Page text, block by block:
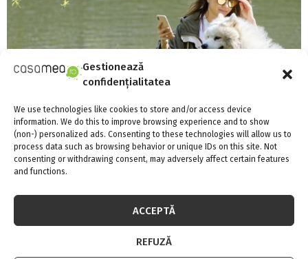
Gestionează
confidențialitatea
We use technologies like cookies to store and/or access device
information. We do this to improve browsing experience and to show
(non-) personalized ads. Consenting to these technologies will allow us to
process data such as browsing behavior or unique IDs on this site. Not
consenting or withdrawing consent, may adversely affect certain features
and functions.
ACCEPTĂ
REFUZĂ
Lege: Stăpânii obligați să îşi plimbe câinii de
două ori pe zi